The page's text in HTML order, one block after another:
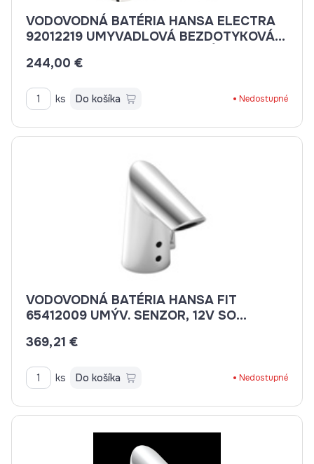
VODOVODNÁ BATÉRIA HANSA ELECTRA
92012219 UMYVADLOVÁ BEZDOTYKOVÁ,
VOPRED ZMIEŠANÚ VODU
244,00 €
ks Do košíka Nedostupné
VODOVODNÁ BATÉRIA HANSA FIT
65412009 UMÝV. SENZOR, 12V SO
SIEŤ. PREVÁDZKA BEZ VÝP.
369,21 €
ks Do košíka Nedostupné